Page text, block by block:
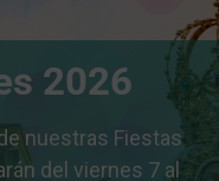
2026
nuestras Fiestas
del viernes 7 al